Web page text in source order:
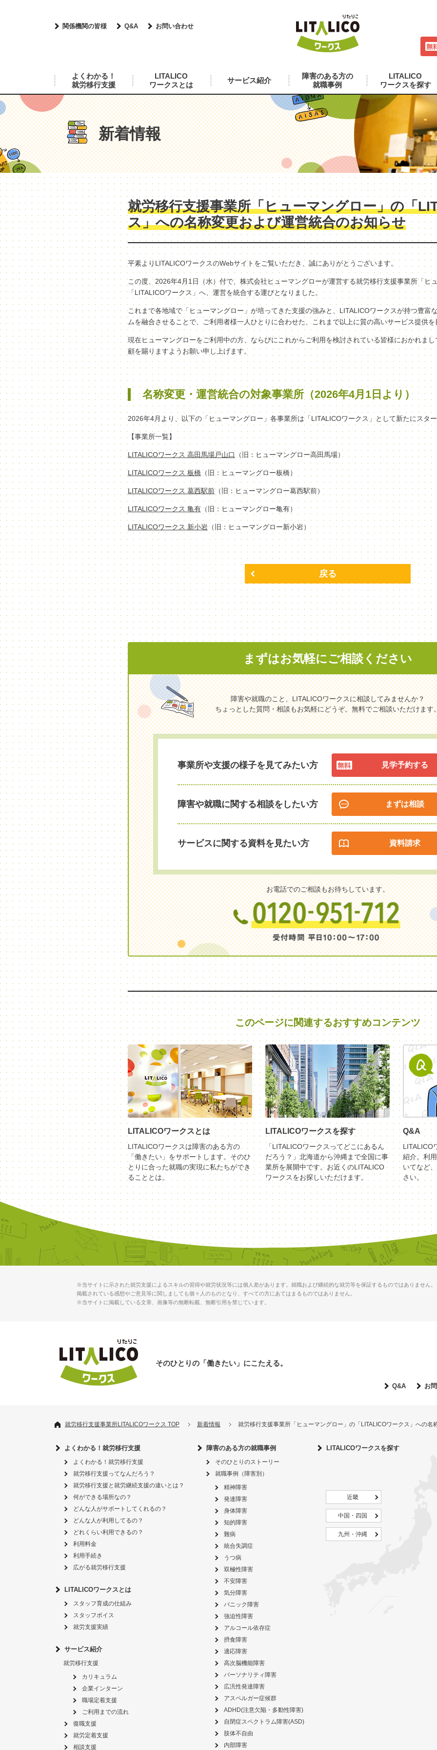
関係機関の皆様 Q&A お問い合わせ
よくわかる！
就労移行支援
LITALICO
ワークスとは
サービス紹介
障害のある方の
就職事例
LITALICO
ワークスを探す
新着情報
就労移行支援事業所「ヒューマングロー」の「
ス」への名称変更および運営統合のお知らせ
平素よりLITALICOワークスのWebサイトをご覧いただき、誠にありがとうございます。
この度、2026年4月1日（水）付で、株式会社ヒューマングローが運営する就労移行支援事業所「ヒ
「LITALICOワークス」へ、運営を統合する運びとなりました。
これまで各地域で「ヒューマングロー」が培ってきた支援の強みと、LITALICOワークスが持つ豊富
ムを融合させることで、ご利用者様一人ひとりに合わせた、これまで以上に質の高いサービス提供
現在ヒューマングローをご利用中の方、ならびにこれからご利用を検討されている皆様におかれま
顧を賜りますようお願い申し上げます。
名称変更・運営統合の対象事業所（2026年4月1日より）
2026年4月より、以下の「ヒューマングロー」各事業所は「LITALICOワークス」として新たにスタ
【事業所一覧】
LITALICOワークス 高田馬場戸山口 （旧：ヒューマングロー高田馬場）
LITALICOワークス 板橋 （旧：ヒューマングロー板橋）
LITALICOワークス 葛西駅前（旧：ヒューマングロー葛西駅前）
LITALICOワークス 亀有 （旧：ヒューマングロー亀有）
LITALICOワークス 新小岩（旧：ヒューマングロー新小岩）
戻る
まずはお気軽にご相談ください
障害や就職のこと、LITALICOワークスに相談してみませんか？
ちょっとした質問・相談もお気軽にどうぞ。無料でご相談いただけます
事業所や支援の様子を見てみたい方 見学予約する
障害や就職に関する相談をしたい方 まずは相談
サービスに関する資料を見たい方 資料請求
お電話でのご相談もお待ちしています。
このページに関連するおすすめコンテンツ
LITALICOワークスとは
LITALICOワークスは障害のある方の
「働きたい」をサポートします。そのひ
とりに合った就職の実現に私たちができ
ることとは。
LITALICOワークスを探す
「LITALICOワークスってどこにあるん
だろう？」北海道から沖縄まで全国に事
業所を展開中です。お近くのLITALICO
ワークスをお探しいただけます。
Q&A
LITALICO
紹介。利
いてなど
さい。
※当サイトに示された就労支援によるスキルの習得や就労状況等には個人差があります。就職および継続的な就労等を保証するものではありません。
掲載されている感想やご意見等に関しましても個々人のものとなり、すべての方にあてはまるものではありません。
※当サイトに掲載している文章、画像等の無断転載、無断引用を禁じています。
そのひとりの「働きたい」にこたえる。
Q&A お
就労移行支援事業所LITALICOワークス TOP 新着情報 就労移行支援事業所「ヒューマングロー」の「LITALICOワークス」への名
よくわかる！就労移行支援
よくわかる！就労移行支援
就労移行支援ってなんだろう？
就労移行支援と就労継続支援の違いとは？
何ができる場所なの？
どんな人がサポートしてくれるの？
どんな人が利用してるの？
どれくらい利用できるの？
利用料金
利用手続き
広がる就労移行支援
LITALICOワークスとは
スタッフ育成の仕組み
スタッフボイス
就労支援実績
サービス紹介
就労移行支援
カリキュラム
企業インターン
職場定着支援
ご利用までの流れ
復職支援
就労定着支援
相談支援
障害のある方の就職事例
そのひとりのストーリー
就職事例（障害別）
精神障害
発達障害
身体障害
知的障害
難病
統合失調症
うつ病
双極性障害
不安障害
気分障害
パニック障害
強迫性障害
アルコール依存症
摂食障害
適応障害
高次脳機能障害
パーソナリティ障害
広汎性発達障害
アスペルガー症候群
ADHD(注意欠陥・多動性障害)
自閉症スペクトラム障害(ASD)
肢体不自由
内部障害
LITALICOワークスを探す
近畿
中国・四国
九州・沖縄